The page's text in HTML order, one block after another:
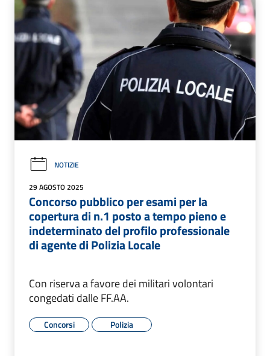
NOTIZIE
29 AGOSTO 2025
Concorso pubblico per esami per la
copertura di n.1 posto a tempo pieno e
indeterminato del profilo professionale
di agente di Polizia Locale
Con riserva a favore dei militari volontari
congedati dalle FF.AA.
Concorsi Polizia